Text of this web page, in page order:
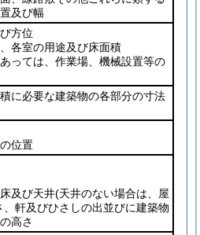
及び幅
方位
各室の用途及び床面積
っては、作業場、機械設置等の
に必要な建築物の各部分の寸法
位置
及び天井(天井のない場合は、屋
、軒及びひさしの出並びに建築物
高さ